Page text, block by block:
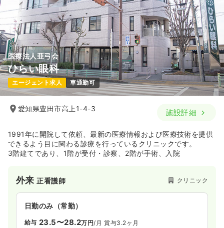
医療法人亜弓会
ひらい眼科
エージェント求人 車通勤可
愛知県豊田市高上1-4-3 施設詳細
1991年に開院して依頼、最新の医療情報および医療技術を提供
できるよう目に関わる診療を行っているクリニックです。
3階建てであり、1階が受付・診察、2階が手術、入院
外来正看護師 クリニック
日勤のみ（常勤）
給与 23.5〜28.2万円/月 賞与3.2ヶ月